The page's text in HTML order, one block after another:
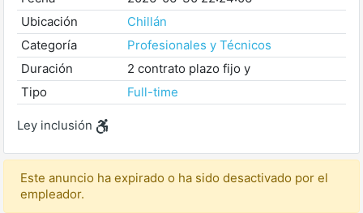
Ubicación
Chillán
Categoría
Profesionales y Técnicos
Duración
2 contrato plazo fijo y
Tipo
Full-time
Ley inclusión
Este anuncio ha expirado o ha sido desactivado por el
empleador.